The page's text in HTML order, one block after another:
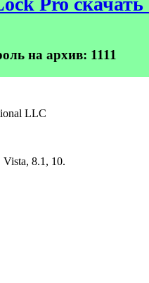
на архив: 1111
LLC
8.1, 10.